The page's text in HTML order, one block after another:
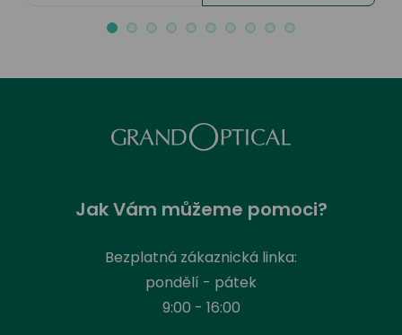
Jak Vám můžeme pomoci?
Bezplatná zákaznická linka:
pondělí - pátek
9:00 - 16:00